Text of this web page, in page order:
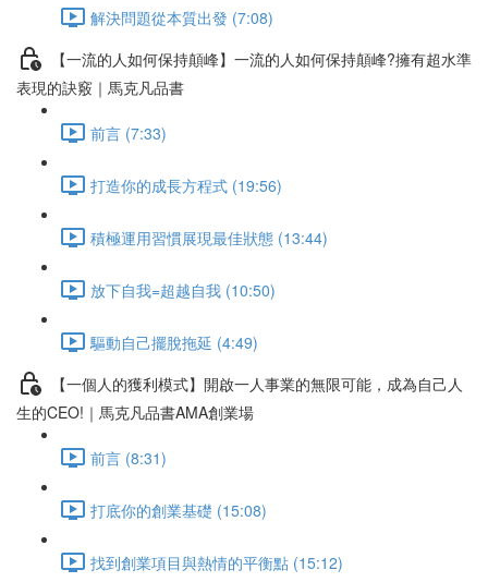
解決問題從本質出發 (7:08)
【一流的人如何保持顛峰】一流的人如何保持顛峰?擁有超水準
表現的訣竅｜馬克凡品書
前言 (7:33)
打造你的成長方程式 (19:56)
積極運用習慣展現最佳狀態 (13:44)
放下自我=超越自我 (10:50)
驅動自己擺脫拖延 (4:49)
【一個人的獲利模式】開啟一人事業的無限可能，成為自己人
生的CEO!｜馬克凡品書AMA創業場
前言 (8:31)
打底你的創業基礎 (15:08)
找到創業項目與熱情的平衡點 (15:12)